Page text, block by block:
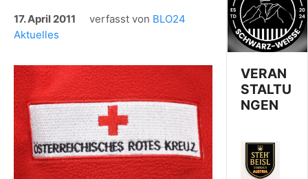
17. April 2011 verfasst von BLO24
Aktuelles
VERAN
STALTU
NGEN